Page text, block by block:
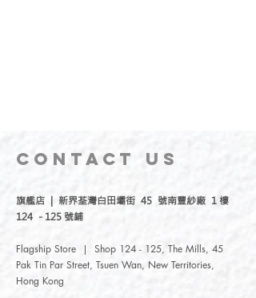
CONTACT US
旗艦店 | 新界荃灣白田壩街 45 號南豐紗廠 1 樓
124 - 125 號鋪
Flagship Store | Shop 124 - 125, The Mills, 45
Pak Tin Par Street, Tsuen Wan, New Territories,
Hong Kong